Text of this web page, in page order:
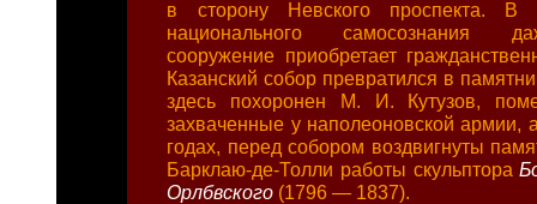
в сторону Невского проспекта. В
национального самосознания
сооружение приобретает
Казанский собор превратился в
здесь похоронен М. И. Кутузов,
захваченные у наполеоновской армии,
годах, перед собором воздвигнуты
Барклаю-де-Толли работы скульптора
Орлбвского (1796 — 1837).